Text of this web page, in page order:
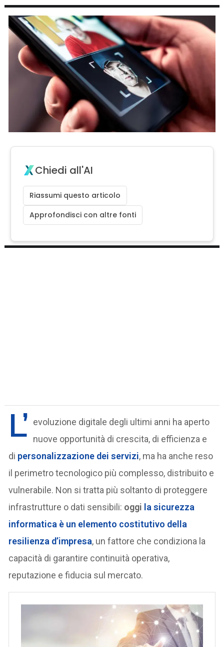
Chiedi all'AI
Riassumi questo articolo
Approfondisci con altre fonti
L’ evoluzione digitale degli ultimi anni ha aperto
nuove opportunità di crescita, di efficienza e
di personalizzazione dei servizi, ma ha anche reso
il perimetro tecnologico più complesso, distribuito e
vulnerabile. Non si tratta più soltanto di proteggere
infrastrutture o dati sensibili: oggi la sicurezza
informatica è un elemento costitutivo della
resilienza d’impresa, un fattore che condiziona la
capacità di garantire continuità operativa,
reputazione e fiducia sul mercato.